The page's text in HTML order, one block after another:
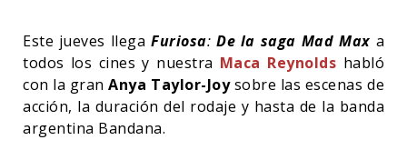
Este jueves llega Furiosa:De la saga Mad Max a
todos los cines y nuestra Maca Reynolds habló
con la granAnya Taylor-Joysobre las escenas de
acción, la duración del rodaje y hasta de la banda
argentina Bandana.